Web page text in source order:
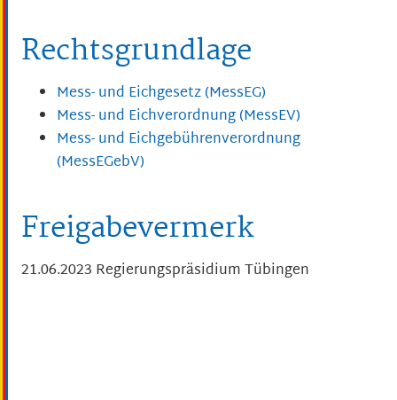
Rechtsgrundlage
Mess- und Eichgesetz (MessEG)
Mess- und Eichverordnung (MessEV)
Mess- und Eichgebührenverordnung
(MessEGebV)
Freigabevermerk
21.06.2023 Regierungspräsidium Tübingen